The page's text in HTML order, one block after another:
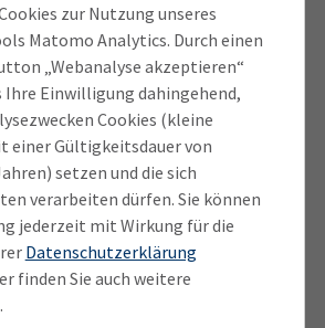
zur Nutzung unseres
Matomo Analytics. Durch einen
„Webanalyse akzeptieren“
Ihre Einwilligung dahingehend,
Cookies (kleine
einer Gültigkeitsdauer von
setzen und die sich
verarbeiten dürfen. Sie können
jederzeit mit Wirkung für die
Datenschutzerklärung
finden Sie auch weitere
nun endlich wieder voll
sind Branchen wie die
und Gastronomie sowie
und Zulieferer nach wie vor von
Einschränkungen betroffen. Sie
Unterstützung. Die
Überbrückungshilfe III plus und der
bis Ende September ist deshalb ein
die Betriebe, durchzuhalten. Der
schnell wie möglich die dafür
und Bearbeitungs­plattformen